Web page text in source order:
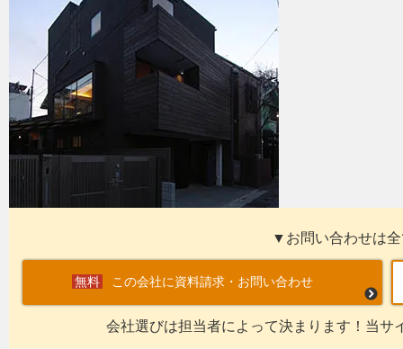
▼お問い合わせは
この会社に資料請求・お問い合わせ
会社選びは担当者によって決まります！当サ